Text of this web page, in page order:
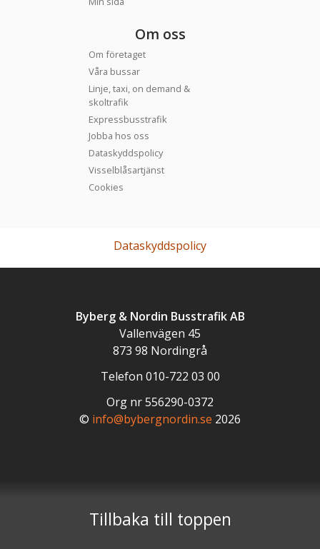
Om oss
Om företaget
Våra bussar
Linje, taxi, on demand &
skoltrafik
Expressbusstrafik
Jobba hos oss
Dataskyddspolicy
Visselblåsartjänst
Cookies
Dataskyddspolicy
Byberg & Nordin Busstrafik AB
Vallenvägen 45
873 98 Nordingrå
Telefon 010-722 03 00
Org nr 556290-0372
© info@bybergnordin.se 2026
Tillbaka till toppen